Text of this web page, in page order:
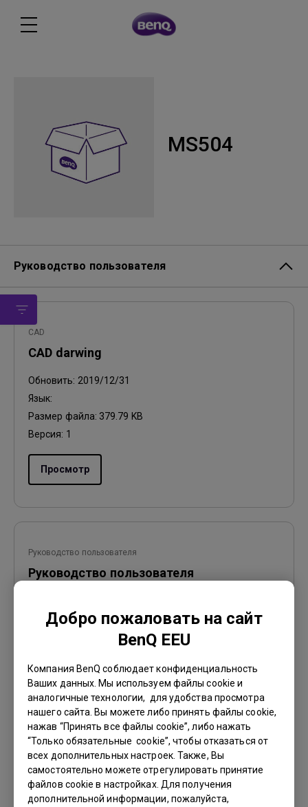
Добро пожаловать на сайт
BenQ EEU
Компания BenQ соблюдает конфиденциальность
Ваших данных. Мы используем файлы cookie и
аналогичные технологии, для удобства просмотра
нашего сайта. Вы можете либо принять файлы cookie,
нажав “Принять все файлы cookie”, либо нажать
“Только обязательные cookie”, чтобы отказаться от
всех дополнительных настроек. Также, Вы
самостоятельно можете отрегулировать принятие
файлов cookie в настройках. Для получения
дополнительной информации, пожалуйста,
MS504
Руководство пользователя
CAD
CAD darwing
Обновить: 2019/12/31
Язык:
Размер файла: 379.79 KB
Версия: 1
Просмотр
Руководство пользователя
Руководство пользователя
Язык:
Multi-Language
8.84 MB
Просмотр
Руководство пользователя
Руководство пользователя